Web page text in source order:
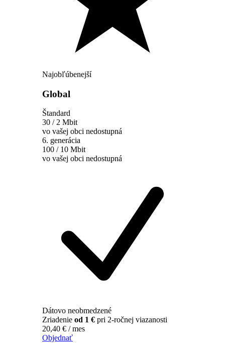
Najobľúbenejší
Global
Štandard
30 / 2 Mbit
vo vašej obci nedostupná
6. generácia
100 / 10 Mbit
vo vašej obci nedostupná
Dátovo neobmedzené
Zriadenie od 1 € pri 2-ročnej viazanosti
20,40 € / mes
Objednať